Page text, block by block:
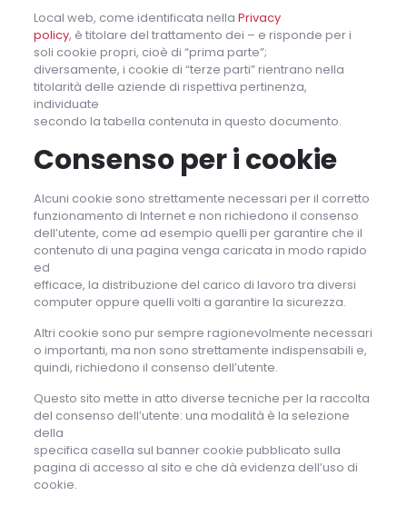
Local web, come identificata nella Privacy
policy, è titolare del trattamento dei – e risponde per i
soli cookie propri, cioè di “prima parte”;
diversamente, i cookie di “terze parti” rientrano nella
titolarità delle aziende di rispettiva pertinenza,
individuate
secondo la tabella contenuta in questo documento.
Consenso per i cookie
Alcuni cookie sono strettamente necessari per il corretto
funzionamento di Internet e non richiedono il consenso
dell’utente, come ad esempio quelli per garantire che il
contenuto di una pagina venga caricata in modo rapido
ed
efficace, la distribuzione del carico di lavoro tra diversi
computer oppure quelli volti a garantire la sicurezza.
Altri cookie sono pur sempre ragionevolmente necessari
o importanti, ma non sono strettamente indispensabili e,
quindi, richiedono il consenso dell’utente.
Questo sito mette in atto diverse tecniche per la raccolta
del consenso dell’utente: una modalità è la selezione
della
specifica casella sul banner cookie pubblicato sulla
pagina di accesso al sito e che dà evidenza dell’uso di
cookie.